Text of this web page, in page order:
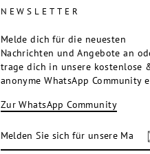
NEWSLETTER
Melde dich für die neuesten
Nachrichten und Angebote an
trage dich in unsere kostenlose
anonyme WhatsApp Community
Zur WhatsApp Community
SIE
SICH